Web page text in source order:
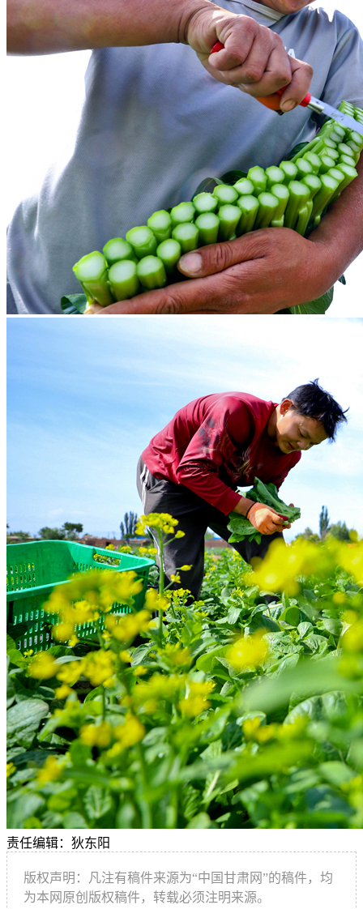
责任编辑：狄东阳
版权声明：凡注有稿件来源为“中国甘肃网”的稿件，均
为本网原创版权稿件，转载必须注明来源。